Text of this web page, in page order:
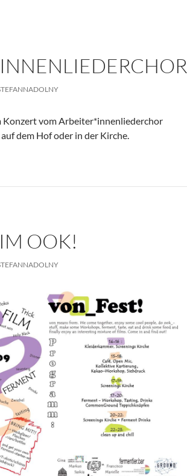
Konzert vom Arbeiter*innenliederchor
dem Hof oder in der Kirche.
OOK!